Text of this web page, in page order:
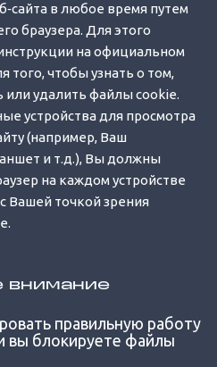
в любое время путем
браузера. Для этого
на официальном
того, чтобы узнать о том,
удалить файлы cookie.
устройства для просмотра
(например, Ваш
и т.д.), Вы должны
на каждом устройстве
Вашей точкой зрения
правильную работу
вы блокируете файлы